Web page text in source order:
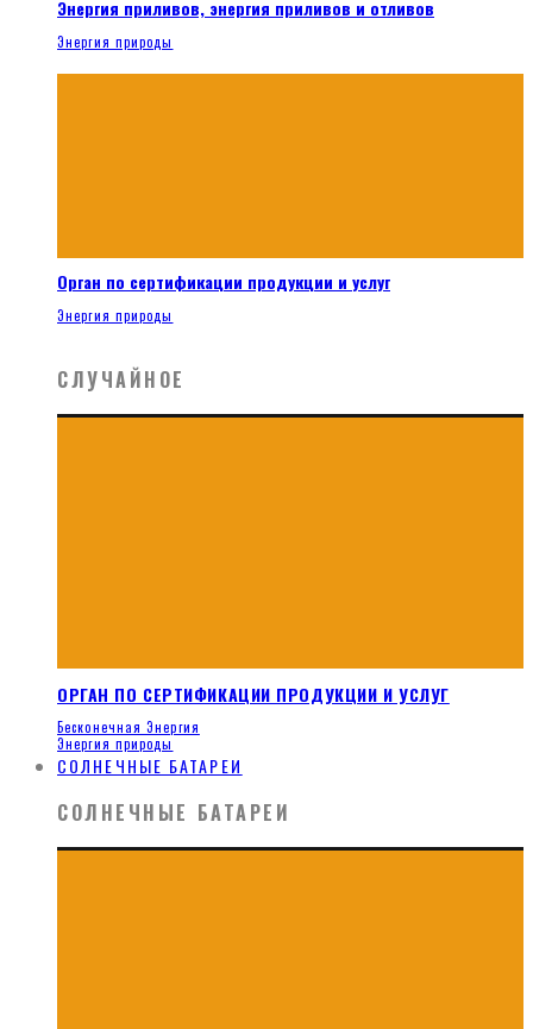
Энергия приливов, энергия приливов и отливов
Энергия природы
Орган по сертификации продукции и услуг
Энергия природы
СЛУЧАЙНОЕ
ОРГАН ПО СЕРТИФИКАЦИИ ПРОДУКЦИИ И УСЛУГ
Бесконечная Энергия
Энергия природы
СОЛНЕЧНЫЕ БАТАРЕИ
СОЛНЕЧНЫЕ БАТАРЕИ